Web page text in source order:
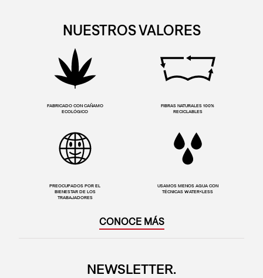
NUESTROS VALORES
FABRICADO CON CAÑAMO
ECOLÓGICO
FIBRAS NATURALES 100%
RECICLABLES
PREOCUPADOS POR EL
BIENESTAR DE LOS
TRABAJADORES
USAMOS MENOS AGUA CON
TÉCNICAS WATER<LESS
CONOCE MÁS
NEWSLETTER.